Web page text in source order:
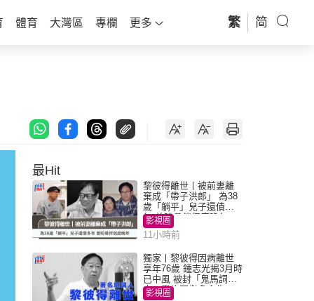
體育 大灣區 專欄 更多 繁 简
最Hit
黎彼得離世丨被前妻離
棄成「帶子洪郎」 為38
歲「躺平」兒子還債多
年 曾盼尋伴侶度晚年
影視圈
11小時前
獨家丨黎彼得因病離世
享年76歲 鍾志光揭3月時
已中風 被封「鬼馬詞
人」與許冠傑多合作
影視圈